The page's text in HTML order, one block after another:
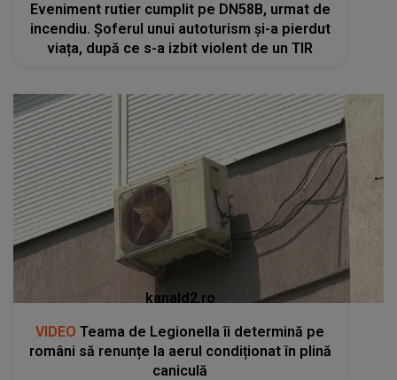
Eveniment rutier cumplit pe DN58B, urmat de
incendiu. Șoferul unui autoturism și-a pierdut
viața, după ce s-a izbit violent de un TIR
kanald2.ro
VIDEO Teama de Legionella îi determină pe
români să renunțe la aerul condiționat în plină
caniculă